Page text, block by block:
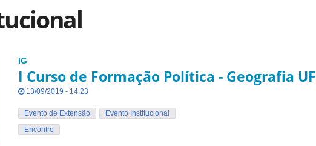
IG
I Curso de Formação Política - Geografia
13/09/2019 - 14:23
Evento de Extensão
Evento Institucional
Encontro